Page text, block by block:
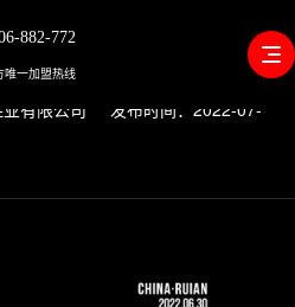
882-772
唯一加盟热线
件事
业有限公司 发布时间：2022-07-